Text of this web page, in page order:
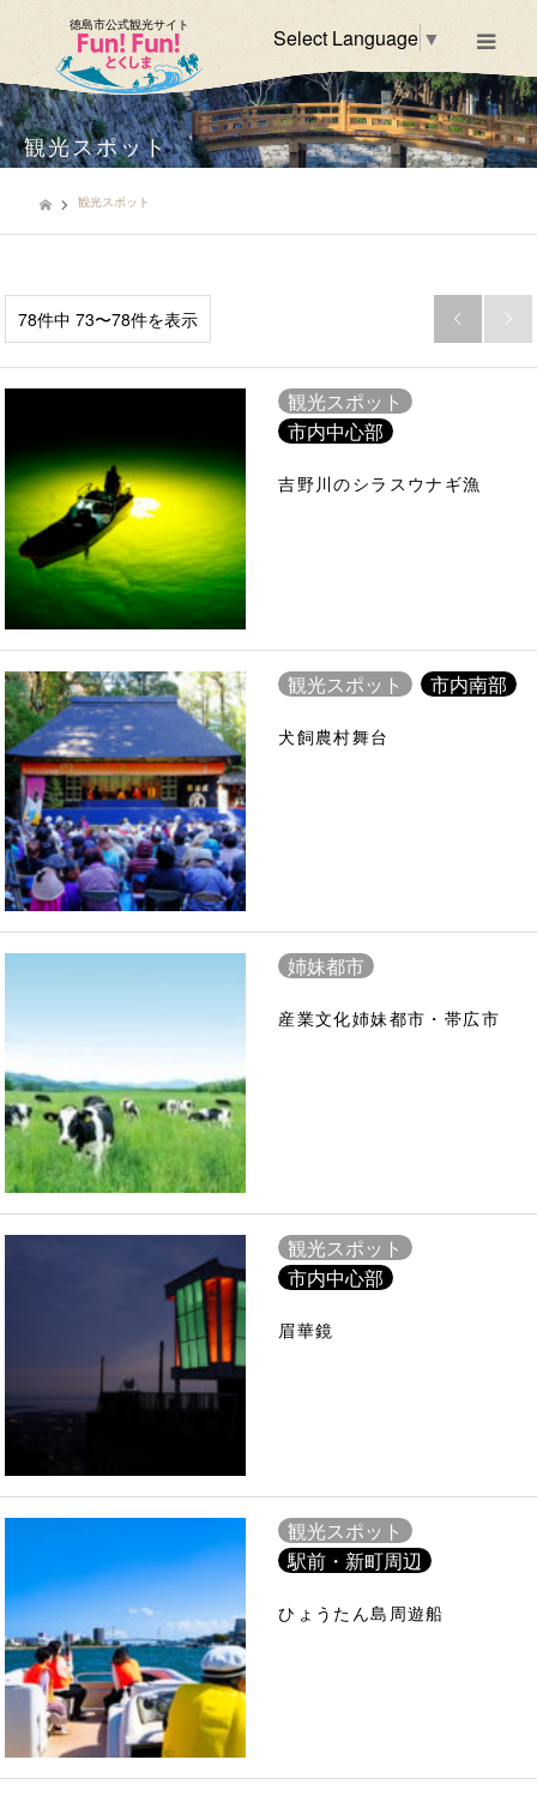
徳島市公式観光サイト Select Language ▼
観光スポット
観光スポット
78件中 73〜78件を表示  
観光スポット
市内中心部
吉野川のシラスウナギ漁
観光スポット 市内南部
犬飼農村舞台
姉妹都市
産業文化姉妹都市・帯広市
観光スポット
市内中心部
眉華鏡
観光スポット
駅前・新町周辺
ひょうたん島周遊船